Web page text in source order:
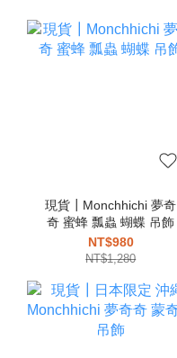
現貨┃Monchhichi 夢奇
奇 蜜蜂 瓢蟲 蝴蝶 吊飾
NT$980
NT$1,280